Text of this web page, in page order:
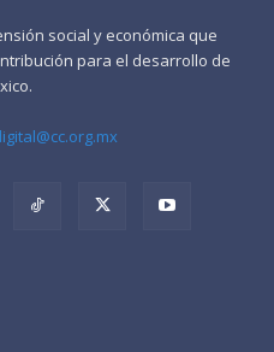
social y económica que
para el desarrollo de